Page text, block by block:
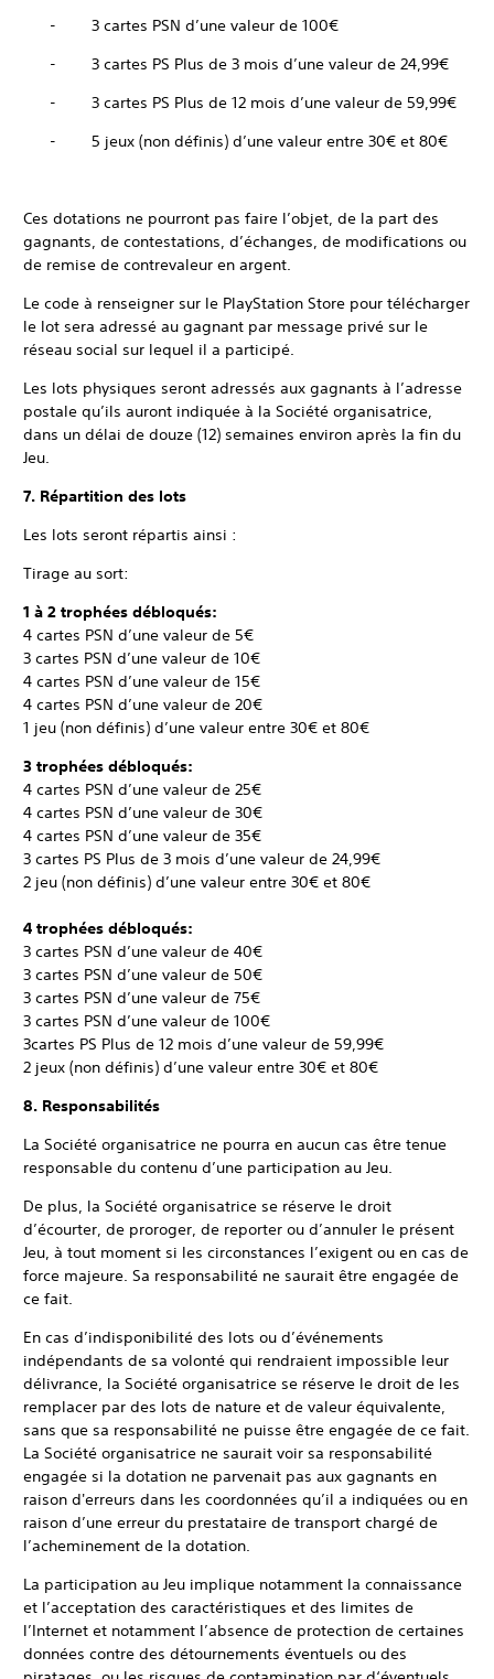
- 3 cartes PSN d’une valeur de 100€
- 3 cartes PS Plus de 3 mois d’une valeur de 24,99€
- 3 cartes PS Plus de 12 mois d’une valeur de 59,99€
- 5 jeux (non définis) d’une valeur entre 30€ et 80€
Ces dotations ne pourront pas faire l’objet, de la part des
gagnants, de contestations, d’échanges, de modifications ou
de remise de contrevaleur en argent.
Le code à renseigner sur le PlayStation Store pour télécharger
le lot sera adressé au gagnant par message privé sur le
réseau social sur lequel il a participé.
Les lots physiques seront adressés aux gagnants à l’adresse
postale qu’ils auront indiquée à la Société organisatrice,
dans un délai de douze (12) semaines environ après la fin du
Jeu.
7. Répartition des lots
Les lots seront répartis ainsi :
Tirage au sort:
1 à 2 trophées débloqués:
4 cartes PSN d’une valeur de 5€
3 cartes PSN d’une valeur de 10€
4 cartes PSN d’une valeur de 15€
4 cartes PSN d’une valeur de 20€
1 jeu (non définis) d’une valeur entre 30€ et 80€
3 trophées débloqués:
4 cartes PSN d’une valeur de 25€
4 cartes PSN d’une valeur de 30€
4 cartes PSN d’une valeur de 35€
3 cartes PS Plus de 3 mois d’une valeur de 24,99€
2 jeu (non définis) d’une valeur entre 30€ et 80€
4 trophées débloqués:
3 cartes PSN d’une valeur de 40€
3 cartes PSN d’une valeur de 50€
3 cartes PSN d’une valeur de 75€
3 cartes PSN d’une valeur de 100€
3cartes PS Plus de 12 mois d’une valeur de 59,99€
2 jeux (non définis) d’une valeur entre 30€ et 80€
8. Responsabilités
La Société organisatrice ne pourra en aucun cas être tenue
responsable du contenu d’une participation au Jeu.
De plus, la Société organisatrice se réserve le droit
d’écourter, de proroger, de reporter ou d’annuler le présent
Jeu, à tout moment si les circonstances l’exigent ou en cas de
force majeure. Sa responsabilité ne saurait être engagée de
ce fait.
En cas d’indisponibilité des lots ou d’événements
indépendants de sa volonté qui rendraient impossible leur
délivrance, la Société organisatrice se réserve le droit de les
remplacer par des lots de nature et de valeur équivalente,
sans que sa responsabilité ne puisse être engagée de ce fait.
La Société organisatrice ne saurait voir sa responsabilité
engagée si la dotation ne parvenait pas aux gagnants en
raison d'erreurs dans les coordonnées qu’il a indiquées ou en
raison d’une erreur du prestataire de transport chargé de
l’acheminement de la dotation.
La participation au Jeu implique notamment la connaissance
et l’acceptation des caractéristiques et des limites de
l’Internet et notamment l’absence de protection de certaines
données contre des détournements éventuels ou des